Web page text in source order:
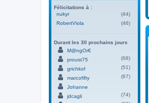
Félicitations à :
nukyr
(44)
RobertViola
(46)
Durant les 30 prochains jours
M@ngOr€
proust75
(68)
grichkof
(51)
marcofifty
(67)
Johanne
jdcagli
(74)